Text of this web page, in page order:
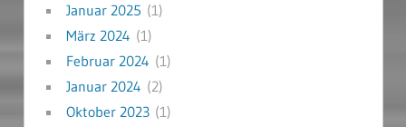
Januar 2025 (1)
März 2024 (1)
Februar 2024 (1)
Januar 2024 (2)
Oktober 2023(1)